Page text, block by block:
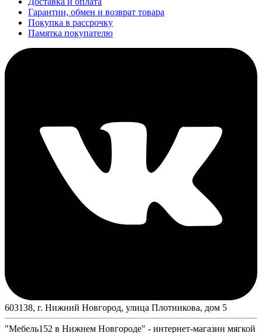
Гарантии, обмен и возврат товара
Покупка в рассрочку
Памятка покупателю
603138, г. Нижний Новгород, улица Плотникова, дом 5
"Мебель152 в Нижнем Новгороде" - интернет-магазин мягкой